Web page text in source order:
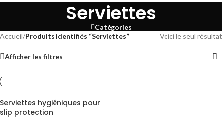
Serviettes
Catégories
Accueil/Produits identifiés “Serviettes” Voici le seul résultat
Afficher les filtres
Serviettes hygiéniques pour
slip protection